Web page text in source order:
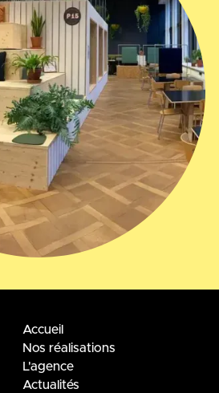
Accueil
Nos réalisations
L'agence
Actualités